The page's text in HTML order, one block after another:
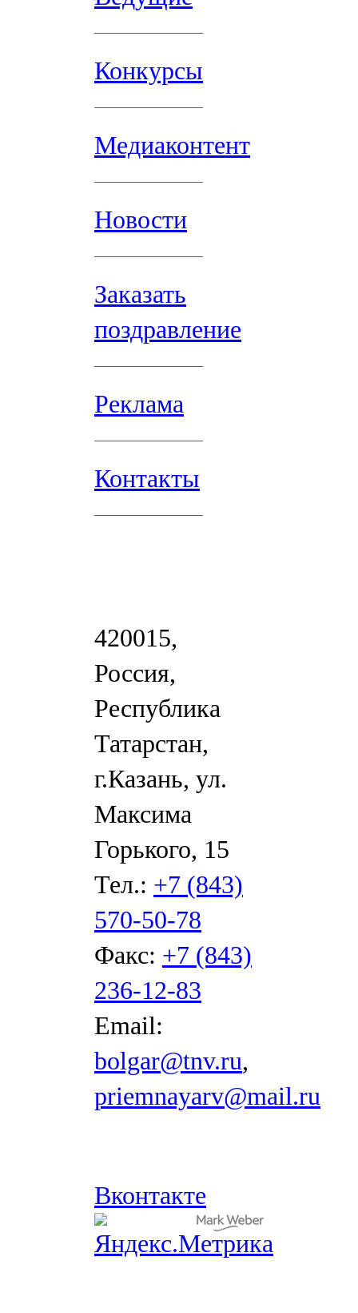
Конкурсы
Медиаконтент
Новости
Заказать
поздравление
Реклама
Контакты
420015,
Россия,
Республика
Татарстан,
г.Казань, ул.
Максима
Горького, 15
Тел.: +7 (843)
570-50-78
Факс: +7 (843)
236-12-83
Email:
bolgar@tnv.ru,
priemnayarv@mail.ru
Вконтакте